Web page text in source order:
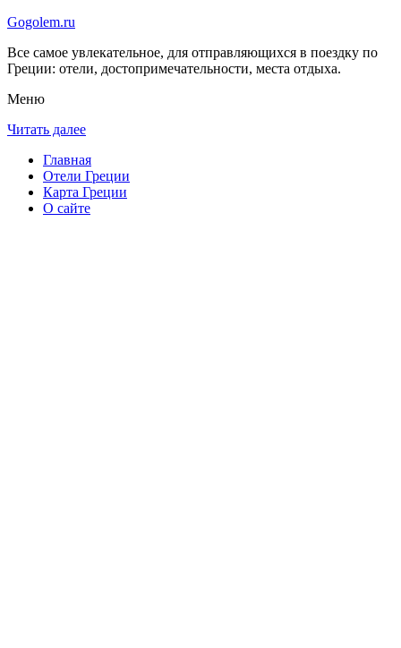
Gogolem.ru
Все самое увлекательное, для отправляющихся в поездку по
Греции: отели, достопримечательности, места отдыха.
Меню
Читать далее
Главная
Отели Греции
Карта Греции
О сайте